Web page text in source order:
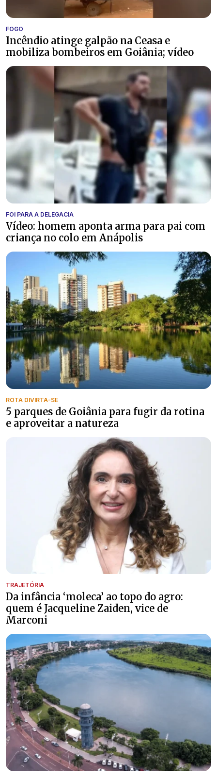
FOGO
Incêndio atinge galpão na Ceasa e
mobiliza bombeiros em Goiânia; vídeo
FOI PARA A DELEGACIA
Vídeo: homem aponta arma para pai com
criança no colo em Anápolis
ROTA DIVIRTA-SE
5 parques de Goiânia para fugir da rotina
e aproveitar a natureza
TRAJETÓRIA
Da infância ‘moleca’ ao topo do agro:
quem é Jacqueline Zaiden, vice de
Marconi